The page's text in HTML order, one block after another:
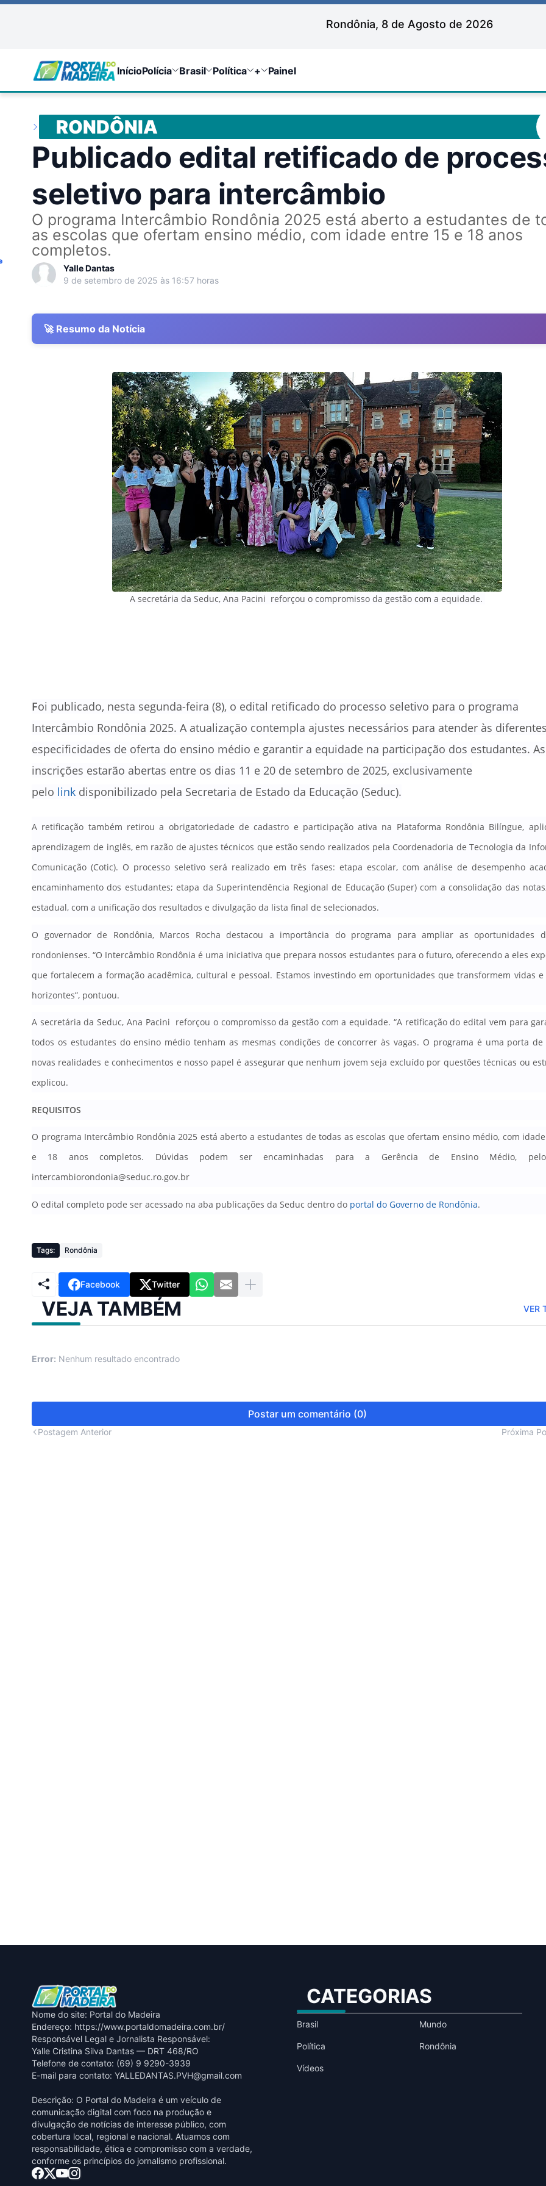
Rondônia, 8 de Agosto de 2026
InícioPolícia Brasil Política + Painel
RONDÔNIA
Publicado edital retificado de
seletivo para intercâmbio
O programa Intercâmbio Rondônia 2025 está aberto a estudantes de
as escolas que ofertam ensino médio, com idade entre 15 e 18 anos
completos.
Yalle Dantas
9 de setembro de 2025 às 16:57 horas
🚀 Resumo da Notícia
A secretária da Seduc, Ana Pacini reforçou o compromisso da gestão com a equidade.
Foi publicado, nesta segunda-feira (8), o edital retificado do processo seletivo para o programa
Intercâmbio Rondônia 2025. A atualização contempla ajustes necessários para atender às
especificidades de oferta do ensino médio e garantir a equidade na participação dos estudantes. As
inscrições estarão abertas entre os dias 11 e 20 de setembro de 2025, exclusivamente
pelo link disponibilizado pela Secretaria de Estado da Educação (Seduc).
A retificação também retirou a obrigatoriedade de cadastro e participação ativa na Plataforma Rondônia Bilíngue,
aprendizagem de inglês, em razão de ajustes técnicos que estão sendo realizados pela Coordenadoria de Tecnologia da
Comunicação (Cotic). O processo seletivo será realizado em três fases: etapa escolar, com análise de desempenho
encaminhamento dos estudantes; etapa da Superintendência Regional de Educação (Super) com a consolidação das
estadual, com a unificação dos resultados e divulgação da lista final de selecionados.
O governador de Rondônia, Marcos Rocha destacou a importância do programa para ampliar as oportunidades
rondonienses. “O Intercâmbio Rondônia é uma iniciativa que prepara nossos estudantes para o futuro, oferecendo a eles
que fortalecem a formação acadêmica, cultural e pessoal. Estamos investindo em oportunidades que transformem vidas
horizontes”, pontuou.
A secretária da Seduc, Ana Pacini reforçou o compromisso da gestão com a equidade. “A retificação do edital vem para
todos os estudantes do ensino médio tenham as mesmas condições de concorrer às vagas. O programa é uma porta de
novas realidades e conhecimentos e nosso papel é assegurar que nenhum jovem seja excluído por questões técnicas ou
explicou.
REQUISITOS
O programa Intercâmbio Rondônia 2025 está aberto a estudantes de todas as escolas que ofertam ensino médio, com
e 18 anos completos. Dúvidas podem ser encaminhadas para a Gerência de Ensino Médio,
intercambiorondonia@seduc.ro.gov.br
O edital completo pode ser acessado na aba publicações da Seduc dentro do portal do Governo de Rondônia.
Tags: Rondônia
Facebook Twitter
VEJA TAMBÉM VER
Error: Nenhum resultado encontrado
Postar um comentário (0)
Postagem Anterior Próxima
Nome do site: Portal do Madeira
Endereço: https://www.portaldomadeira.com.br/
Responsável Legal e Jornalista Responsável:
Yalle Cristina Silva Dantas — DRT 468/RO
Telefone de contato: (69) 9 9290-3939
E-mail para contato: YALLEDANTAS.PVH@gmail.com
Descrição: O Portal do Madeira é um veículo de
comunicação digital com foco na produção e
divulgação de notícias de interesse público, com
cobertura local, regional e nacional. Atuamos com
responsabilidade, ética e compromisso com a verdade,
conforme os princípios do jornalismo profissional.
CATEGORIAS
Brasil Mundo
Política Rondônia
Vídeos